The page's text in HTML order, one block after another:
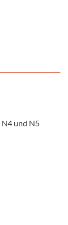
N4 und N5